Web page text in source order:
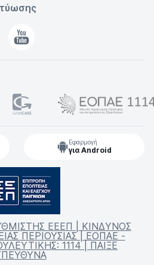
Εφαρμογή
για Android
ΕΕΕΠ | ΚΙΝΔΥΝΟΣ
ΠΕΡΙΟΥΣΙΑΣ | ΕΟΠΑΕ -
1114 | ΠΑΙΞΕ